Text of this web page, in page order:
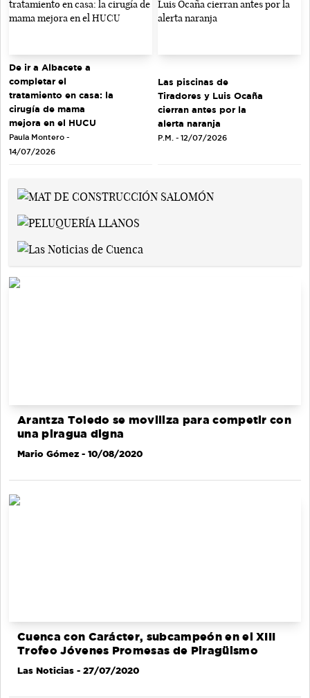
De ir a Albacete a
completar el
tratamiento en casa: la
cirugía de mama
mejora en el HUCU
Paula Montero -
14/07/2026
Las piscinas de
Tiradores y Luis Ocaña
cierran antes por la
alerta naranja
P.M. - 12/07/2026
Arantza Toledo se moviliza para competir con
una piragua digna
Mario Gómez - 10/08/2020
Cuenca con Carácter, subcampeón en el XIII
Trofeo Jóvenes Promesas de Piragüismo
Las Noticias - 27/07/2020